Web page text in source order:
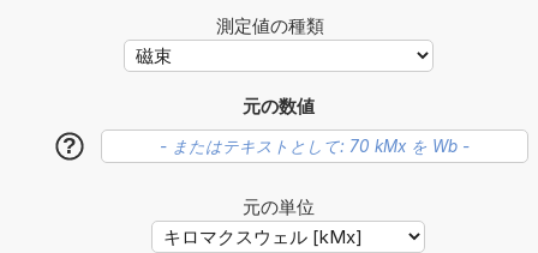
測定値の種類
元の数値
?
元の単位